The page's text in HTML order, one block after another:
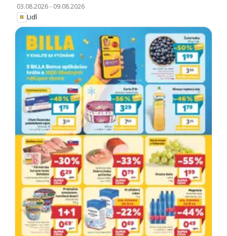
03.08.2026- 09.08.2026
Lidl